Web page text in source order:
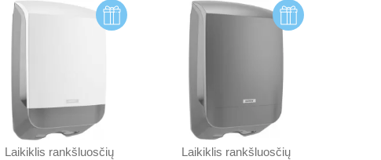
Laikiklis rankšluosčių
Laikiklis rankšluosčių